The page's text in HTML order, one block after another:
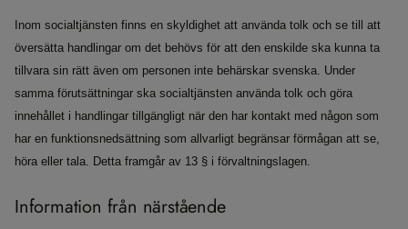
Inom socialtjänsten finns en skyldighet att använda tolk och se till att
översätta handlingar om det behövs för att den enskilde ska kunna ta
tillvara sin rätt även om personen inte behärskar svenska. Under
samma förutsättningar ska socialtjänsten använda tolk och göra
innehållet i handlingar tillgängligt när den har kontakt med någon som
har en funktionsnedsättning som allvarligt begränsar förmågan att se,
höra eller tala. Detta framgår av 13 § i förvaltningslagen.
Information från närstående